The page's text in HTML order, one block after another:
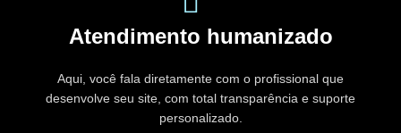
Atendimento humanizado
Aqui, você fala diretamente com o profissional que
desenvolve seu site, com total transparência e suporte
personalizado.